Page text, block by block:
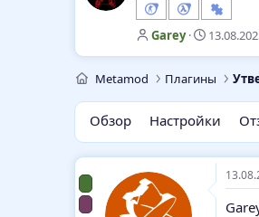
А
о
р
т
м
Garey
Д
а
н
а
а
Metamod Плагины
Обзор Настройки